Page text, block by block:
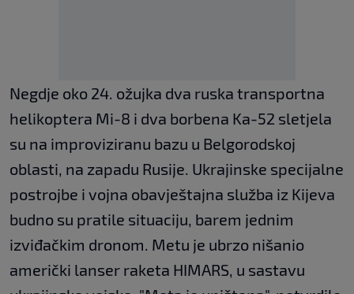
Negdje oko 24. ožujka dva ruska transportna
helikoptera Mi-8 i dva borbena Ka-52 sletjela
su na improviziranu bazu u Belgorodskoj
oblasti, na zapadu Rusije. Ukrajinske specijalne
postrojbe i vojna obavještajna služba iz Kijeva
budno su pratile situaciju, barem jednim
izviđačkim dronom. Metu je ubrzo nišanio
američki lanser raketa HIMARS, u sastavu